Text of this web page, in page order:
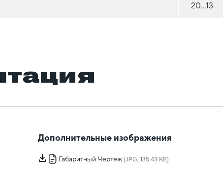
20...13
Дополнительные изображения
Габаритный Чертеж(JPG, 135.43 KB)